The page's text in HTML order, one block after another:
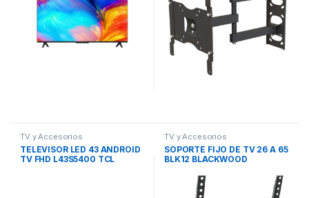
TV y Accesorios
TELEVISOR LED 43 ANDROID
TV FHD L43S5400 TCL
TV y Accesorios
SOPORTE FIJO DE TV 26 A 65
BLK12 BLACKWOOD